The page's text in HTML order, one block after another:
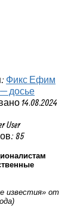
Фикс Ефим
досье
14.08.2024
User
85
известия» от